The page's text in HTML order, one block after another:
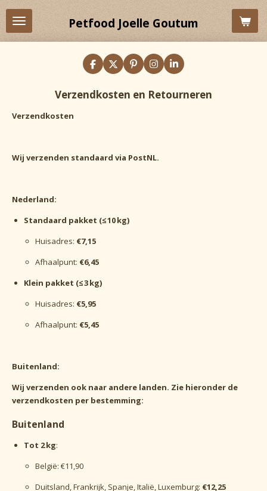
Ga
direct
Petfood Joelle Goutum
F
a
e
X
P
i
t
I
n
t
L
i
k
Verzendkosten en Retourneren
Verzendkosten
Wij verzenden standaard via PostNL.
Nederland:
Standaard pakket (≤ 10 kg)
Huisadres: €7,15
Afhaalpunt: €6,45
Klein pakket (≤ 3 kg)
Huisadres: €5,95
Afhaalpunt: €5,45
Buitenland:
Wij verzenden ook naar andere landen. Zie hieronder de
verzendkosten per bestemming:
Buitenland
Tot 2 kg:
België: €11,90
Duitsland, Frankrijk, Spanje, Italië, Luxemburg: €12,25